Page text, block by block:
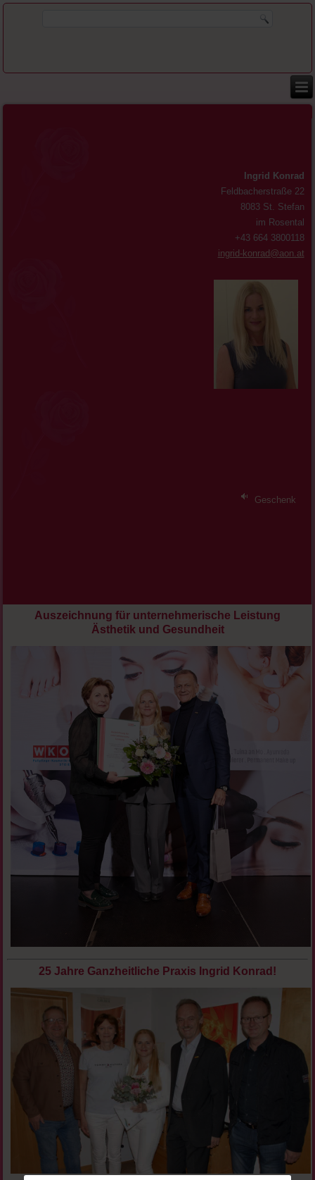
Ingrid Konrad
Feldbacherstraße 22
8083 St. Stefan
im Rosental
+43 664 3800118
ingrid-konrad@aon.at
Geschenk
Auszeichnung für unternehmerische Leistung
Ästhetik und Gesundheit
25 Jahre Ganzheitliche Praxis Ingrid Konrad!